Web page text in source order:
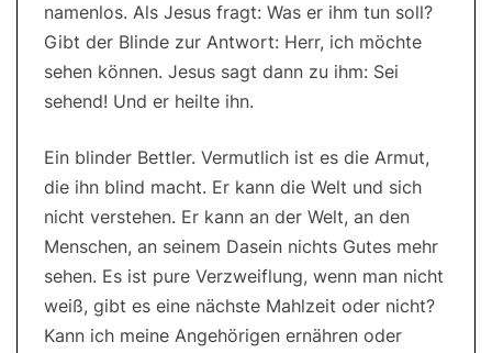
namenlos. Als Jesus fragt: Was er ihm tun soll?
Gibt der Blinde zur Antwort: Herr, ich möchte
sehen können. Jesus sagt dann zu ihm: Sei
sehend! Und er heilte ihn.
Ein blinder Bettler. Vermutlich ist es die Armut,
die ihn blind macht. Er kann die Welt und sich
nicht verstehen. Er kann an der Welt, an den
Menschen, an seinem Dasein nichts Gutes mehr
sehen. Es ist pure Verzweiflung, wenn man nicht
weiß, gibt es eine nächste Mahlzeit oder nicht?
Kann ich meine Angehörigen ernähren oder